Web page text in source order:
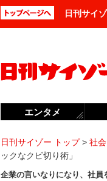
日刊サイ
日刊サイゾー トップ> 社会
ックなクビ切り術」
企業の言いなりになり、社員
エンタメ